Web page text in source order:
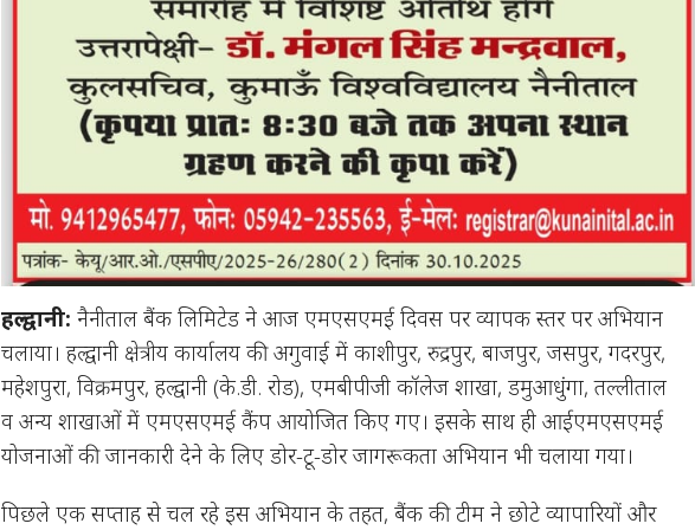
हल्द्वानी: नैनीताल बैंक लिमिटेड ने आज एमएसएमई दिवस पर व्यापक स्तर पर अभियान
चलाया। हल्द्वानी क्षेत्रीय कार्यालय की अगुवाई में काशीपुर, रुद्रपुर, बाजपुर, जसपुर, गदरपुर,
महेशपुरा, विक्रमपुर, हल्द्वानी (के.डी. रोड), एमबीपीजी कॉलेज शाखा, डमुआधुंगा, तल्लीताल
व अन्य शाखाओं में एमएसएमई कैंप आयोजित किए गए। इसके साथ ही आईएमएसएमई
योजनाओं की जानकारी देने के लिए डोर-टू-डोर जागरूकता अभियान भी चलाया गया।
पिछले एक सप्ताह से चल रहे इस अभियान के तहत, बैंक की टीम ने छोटे व्यापारियों और